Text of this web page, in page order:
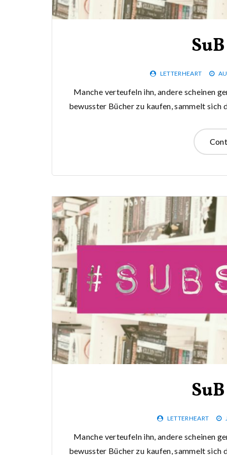
LETTERHEART
Manche verteufeln ihn, andere scheinen
bewusster Bücher zu kaufen, sammelt sich
LETTERHEART
Manche verteufeln ihn, andere scheinen
bewusster Bücher zu kaufen, sammelt sich